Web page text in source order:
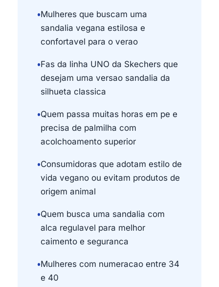
•Mulheres que buscam uma
sandalia vegana estilosa e
confortavel para o verao
•Fas da linha UNO da Skechers que
desejam uma versao sandalia da
silhueta classica
•Quem passa muitas horas em pe e
precisa de palmilha com
acolchoamento superior
•Consumidoras que adotam estilo de
vida vegano ou evitam produtos de
origem animal
•Quem busca uma sandalia com
alca regulavel para melhor
caimento e seguranca
•Mulheres com numeracao entre 34
e 40